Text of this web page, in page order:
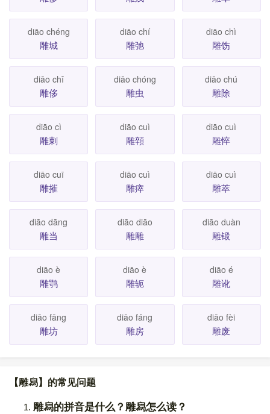
diāo chéng
雕城
diāo chí
雕弛
diāo chì
雕饬
diāo chǐ
雕侈
diāo chóng
雕虫
diāo chú
雕除
diāo cì
雕刺
diāo cuì
雕顇
diāo cuì
雕悴
diāo cuī
雕摧
diāo cuì
雕瘁
diāo cuì
雕萃
diāo dāng
雕当
diāo diāo
雕雕
diāo duàn
雕锻
diāo è
雕鹗
diāo è
雕轭
diāo é
雕讹
diāo fāng
雕坊
diāo fáng
雕房
diāo fèi
雕废
【雕舄】的常见问题
雕舄的拼音是什么？雕舄怎么读？